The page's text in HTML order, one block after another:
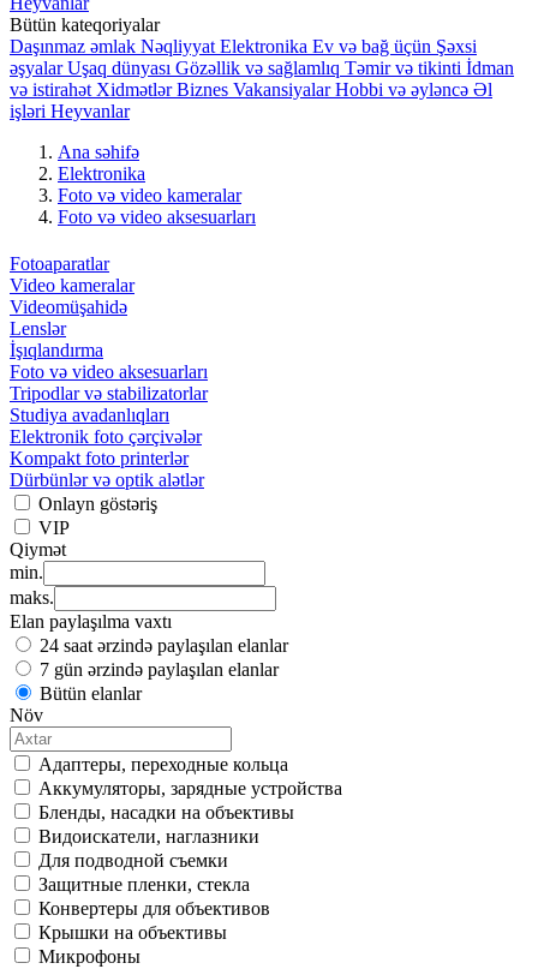
Bütün kateqoriyalar
Daşınmaz əmlak Nəqliyyat Elektronika Ev və bağ üçün Şəxsi
əşyalar Uşaq dünyası Gözəllik və sağlamlıq Təmir və tikinti İdman
və istirahət Xidmətlər Biznes Vakansiyalar Hobbi və əyləncə Əl
işləri Heyvanlar
Ana səhifə
Elektronika
Foto və video kameralar
Foto və video aksesuarları
Fotoaparatlar
Video kameralar
Videomüşahidə
Lenslər
İşıqlandırma
Foto və video aksesuarları
Tripodlar və stabilizatorlar
Studiya avadanlıqları
Elektronik foto çərçivələr
Kompakt foto printerlər
Dürbünlər və optik alətlər
Onlayn göstəriş
VIP
Qiymət
min.
maks.
Elan paylaşılma vaxtı
24 saat ərzində paylaşılan elanlar
7 gün ərzində paylaşılan elanlar
Bütün elanlar
Növ
Адаптеры, переходные кольца
Аккумуляторы, зарядные устройства
Бленды, насадки на объективы
Видоискатели, наглазники
Для подводной съемки
Защитные пленки, стекла
Конвертеры для объективов
Крышки на объективы
Микрофоны